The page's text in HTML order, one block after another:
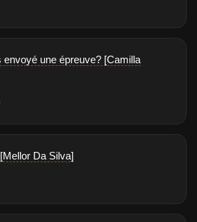
envoyé une épreuve? [Camilla
Da Silva]